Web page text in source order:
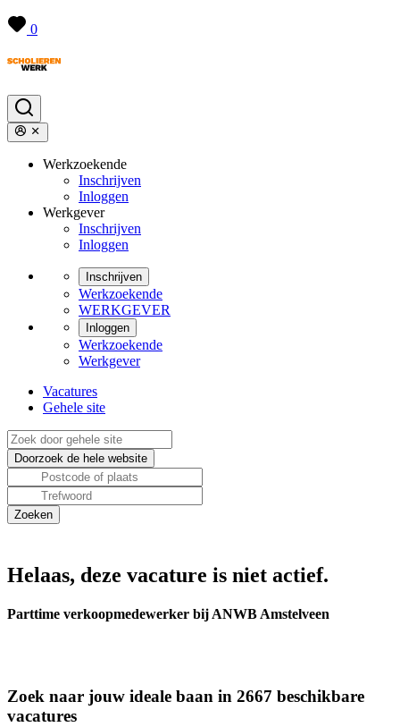
0
Werkzoekende
Inschrijven
Inloggen
Werkgever
Inschrijven
Inloggen
Inschrijven
Werkzoekende
WERKGEVER
Inloggen
Werkzoekende
Werkgever
Vacatures
Gehele site
Helaas, deze vacature is niet actief.
Parttime verkoopmedewerker bij ANWB Amstelveen
Zoek naar jouw ideale baan in 2667 beschikbare
vacatures